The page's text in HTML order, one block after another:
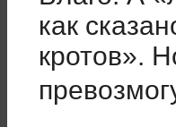
как
кротов».